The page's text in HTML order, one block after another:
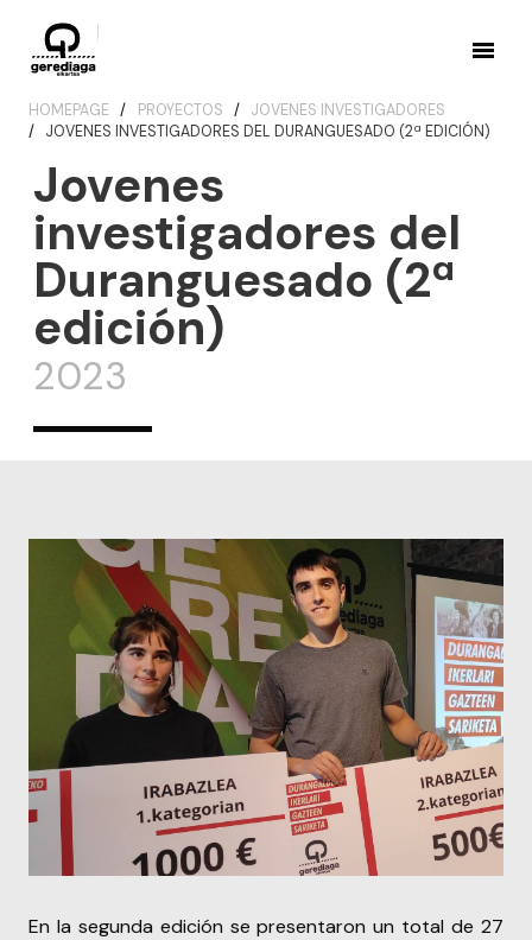
HOMEPAGE PROYECTOS
JOVENES INVESTIGADORES
JOVENES INVESTIGADORES DEL DURANGUESADO (2ª EDICIÓN)
Jovenes
investigadores del
Duranguesado (2ª
edición)
2023
En la segunda edición se presentaron un total de 27